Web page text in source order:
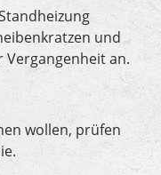
und
an.
wollen, prüfen